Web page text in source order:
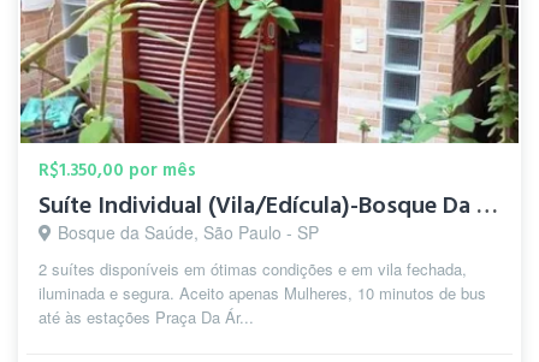
R$1.350,00 por mês
Suíte Individual (Vila/Edícula)-Bosque Da Saúde-5 min.Metrô
Bosque da Saúde, São Paulo - SP
2 suítes disponíveis em ótimas condições e em vila fechada,
iluminada e segura. Aceito apenas Mulheres, 10 minutos de bus
até às estações Praça Da Ár...